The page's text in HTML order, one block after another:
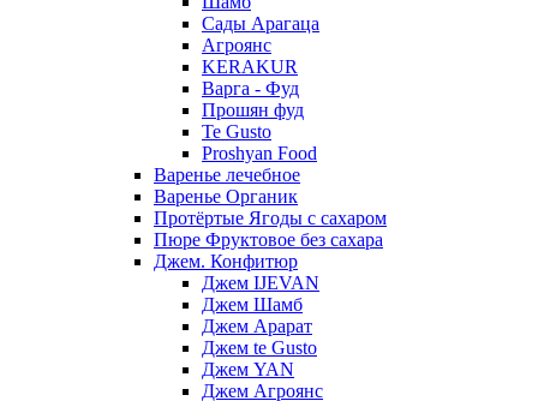
Сады Арагаца
Агроянс
KERAKUR
Варга - Фуд
Прошян фуд
Te Gusto
Proshyan Food
Варенье лечебное
Варенье Органик
Протёртые Ягоды с сахаром
Пюре Фруктовое без сахара
Джем. Конфитюр
Джем IJEVAN
Джем Шамб
Джем Арарат
Джем te Gusto
Джем YAN
Джем Агроянс